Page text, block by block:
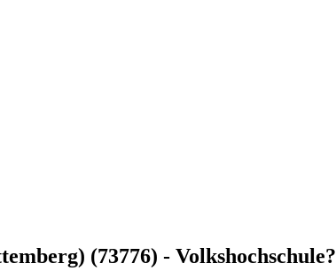
(73776) - Volkshochschule?